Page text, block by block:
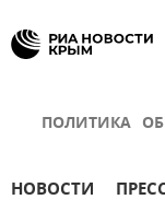
ПОЛИТИКА
НОВОСТИ